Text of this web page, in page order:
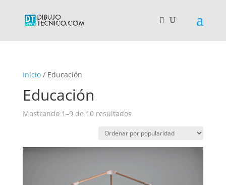
Inicio/ Educación
Educación
Mostrando 1–9 de 10 resultadosOrdenado
popularidad